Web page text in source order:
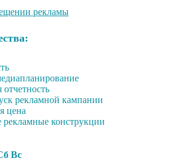
отчетность
рекламной кампании
цена
конструкции
Вс